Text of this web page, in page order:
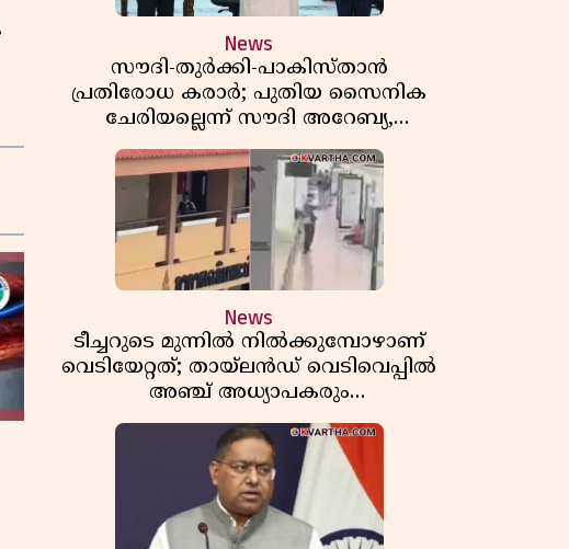
News
സൗദി-തുർക്കി-പാകിസ്താൻ
പ്രതിരോധ കരാർ; പുതിയ സൈനിക
ചേരിയല്ലെന്ന് സൗദി അറേബ്യ,
വിമർശനവുമായി ഇറാൻ
News
ടീച്ചറുടെ മുന്നിൽ നിൽക്കുമ്പോഴാണ്
വെടിയേറ്റത്; തായ്‌ലൻഡ് വെടിവെപ്പിൽ
അഞ്ച് അധ്യാപകരും
മുത്തശ്ശീമുത്തശ്ശന്മാരും കൊല്ലപ്പെട്ടു,
മരണസംഖ്യ 7; ഞെട്ടിക്കുന്ന
വെളിപ്പെടുത്തലുകൾ